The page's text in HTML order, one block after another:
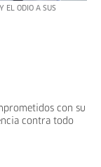
EL ODIO A SUS
con su
contra todo